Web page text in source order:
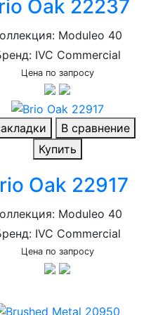
Oak 22237
Moduleo 40
IVC Commercial
Цена по запросу
В сравнение
Купить
Oak 22917
Moduleo 40
IVC Commercial
Цена по запросу